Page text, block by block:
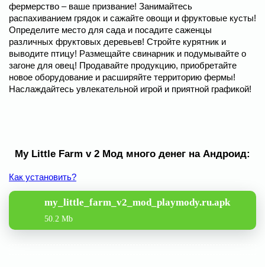
фермерство – ваше призвание! Занимайтесь
распахиванием грядок и сажайте овощи и фруктовые кусты!
Определите место для сада и посадите саженцы
различных фруктовых деревьев! Стройте курятник и
выводите птицу! Размещайте свинарник и подумывайте о
загоне для овец! Продавайте продукцию, приобретайте
новое оборудование и расширяйте территорию фермы!
Наслаждайтесь увлекательной игрой и приятной графикой!
My Little Farm v 2 Мод много денег на Андроид:
Как установить?
my_little_farm_v2_mod_playmody.ru.apk
50.2 Mb